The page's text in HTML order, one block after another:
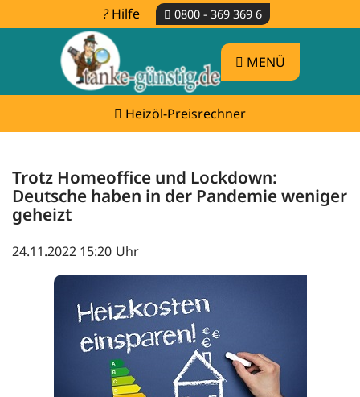
Hilfe 0800 - 369 369 6
MENÜ
Heizöl-Preisrechner
Trotz Homeoffice und Lockdown:
Deutsche haben in der Pandemie weniger
geheizt
24.11.2022 15:20